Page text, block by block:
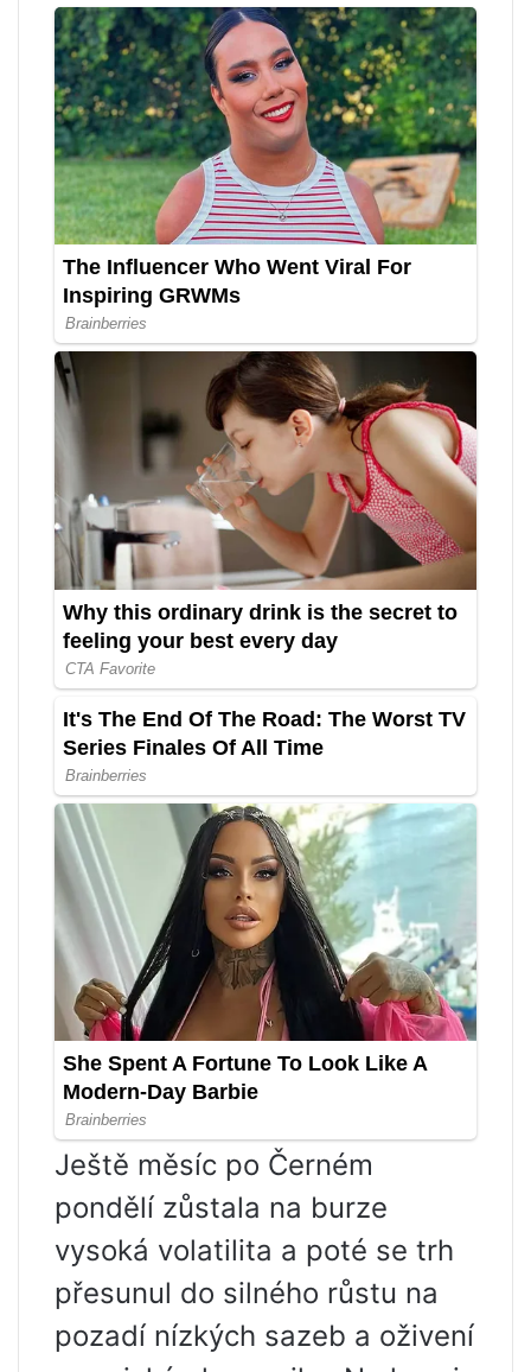
Ještě měsíc po Černém
pondělí zůstala na burze
vysoká volatilita a poté se trh
přesunul do silného růstu na
pozadí nízkých sazeb a oživení